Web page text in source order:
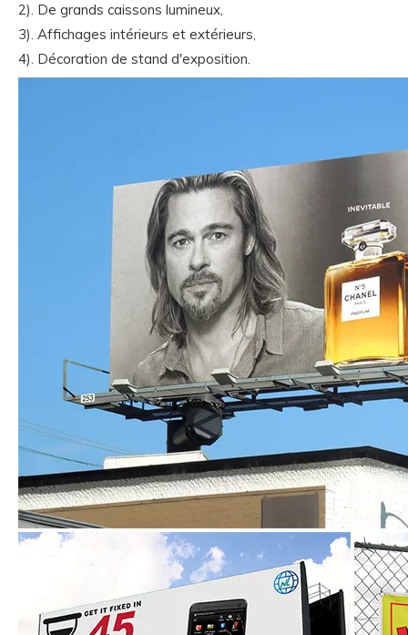
2). De grands caissons lumineux,
3). Affichages intérieurs et extérieurs,
4). Décoration de stand d'exposition.